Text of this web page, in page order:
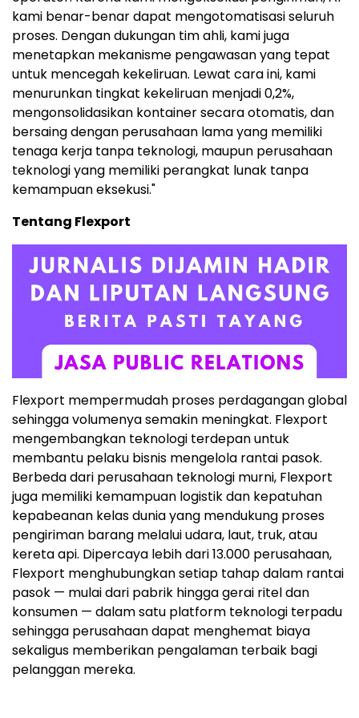
kami benar-benar dapat mengotomatisasi seluruh
proses. Dengan dukungan tim ahli, kami juga
menetapkan mekanisme pengawasan yang tepat
untuk mencegah kekeliruan. Lewat cara ini, kami
menurunkan tingkat kekeliruan menjadi 0,2%,
mengonsolidasikan kontainer secara otomatis, dan
bersaing dengan perusahaan lama yang memiliki
tenaga kerja tanpa teknologi, maupun perusahaan
teknologi yang memiliki perangkat lunak tanpa
kemampuan eksekusi."
Tentang Flexport
Flexport mempermudah proses perdagangan global
sehingga volumenya semakin meningkat. Flexport
mengembangkan teknologi terdepan untuk
membantu pelaku bisnis mengelola rantai pasok.
Berbeda dari perusahaan teknologi murni, Flexport
juga memiliki kemampuan logistik dan kepatuhan
kepabeanan kelas dunia yang mendukung proses
pengiriman barang melalui udara, laut, truk, atau
kereta api. Dipercaya lebih dari 13.000 perusahaan,
Flexport menghubungkan setiap tahap dalam rantai
pasok — mulai dari pabrik hingga gerai ritel dan
konsumen — dalam satu platform teknologi terpadu
sehingga perusahaan dapat menghemat biaya
sekaligus memberikan pengalaman terbaik bagi
pelanggan mereka.